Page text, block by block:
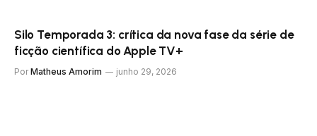
Silo Temporada 3: crítica da nova fase da série de
ficção científica do Apple TV+
Por Matheus Amorim junho 29, 2026